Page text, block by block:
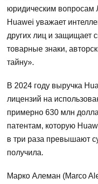
юридическим
Huawei уважает
других лиц и защищает
товарные знаки,
тайну».
В 2024 году выручка
лицензий на
примерно 630 млн
патентам, которую
в три раза превышают
получила.
Марко Алеман (Marco